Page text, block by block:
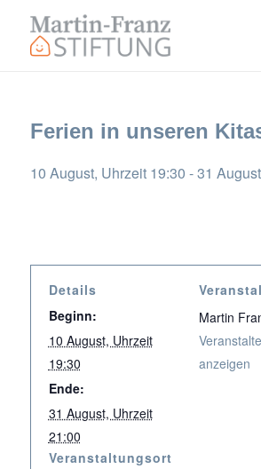
Ferien in unseren
10 August, Uhrzeit 19:30 -31
Details
Beginn:
10 August, Uhrzeit
19:30
Ende:
31 August, Uhrzeit
21:00
Veranstaltungsort
Martin
anzeigen